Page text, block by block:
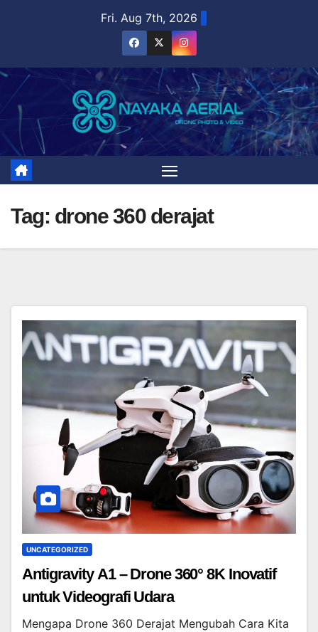
Fri. Aug 7th, 2026
Tag: drone 360 derajat
UNCATEGORIZED
Antigravity A1 – Drone 360° 8K Inovatif
untuk Videografi Udara
Mengapa Drone 360 Derajat Mengubah Cara Kita